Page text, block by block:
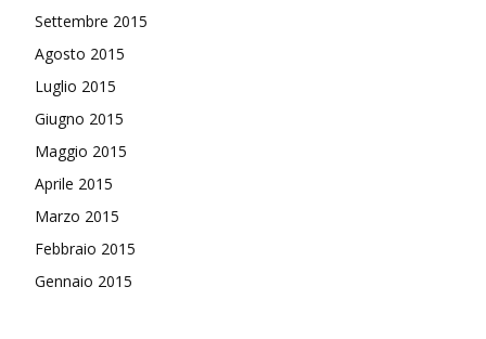
Settembre 2015
Agosto 2015
Luglio 2015
Giugno 2015
Maggio 2015
Aprile 2015
Marzo 2015
Febbraio 2015
Gennaio 2015